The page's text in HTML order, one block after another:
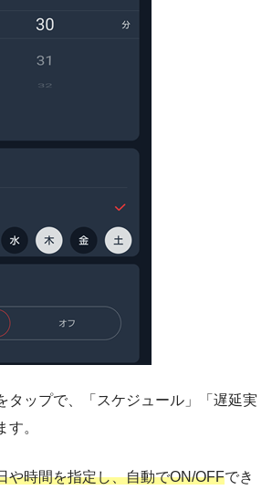
タップで、「スケジュール」「遅延実
。
や時間を指定し、自動でON/OFFでき